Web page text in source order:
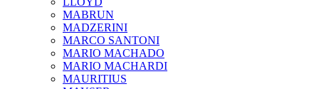
MABRUN
MADZERINI
MARCO SANTONI
MARIO MACHADO
MARIO MACHARDI
MAURITIUS